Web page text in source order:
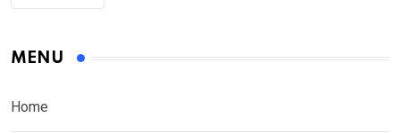
MENU
Home